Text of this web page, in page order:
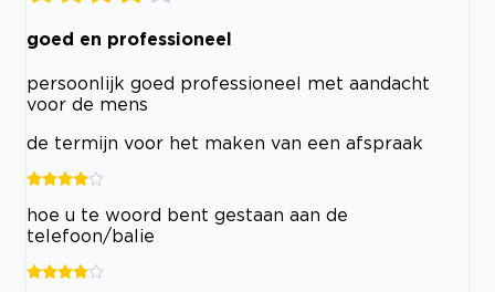
goed en professioneel
persoonlijk goed professioneel met aandacht
voor de mens
de termijn voor het maken van een afspraak
hoe u te woord bent gestaan aan de
telefoon/balie